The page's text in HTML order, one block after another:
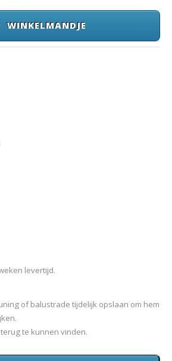
WINKELMANDJE
levertijd.
of balustrade tijdelijk opslaan om hem
te kunnen vinden.